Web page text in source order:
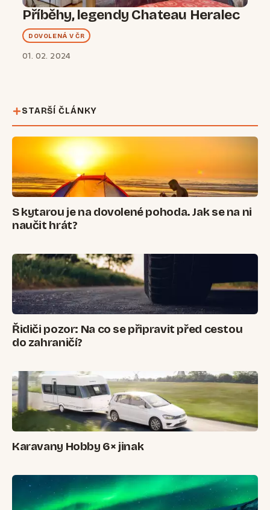
Příběhy, legendy Chateau Heralec
DOVOLENÁ V ČR
01. 02. 2024
STARŠÍ ČLÁNKY
S kytarou je na dovolené pohoda. Jak se na ni
naučit hrát?
Řidiči pozor: Na co se připravit před cestou
do zahraničí?
Karavany Hobby 6× jinak